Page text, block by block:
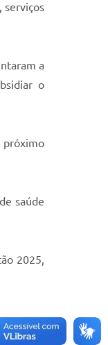
serviços
a
o
próximo
saúde
2025,